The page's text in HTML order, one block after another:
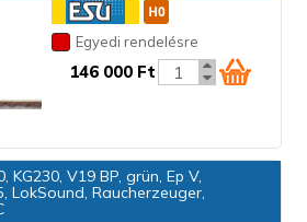
Egyedi rendelésre
146 000 Ft
KG230, V19 BP, grün, Ep V,
LokSound, Raucherzeuger,